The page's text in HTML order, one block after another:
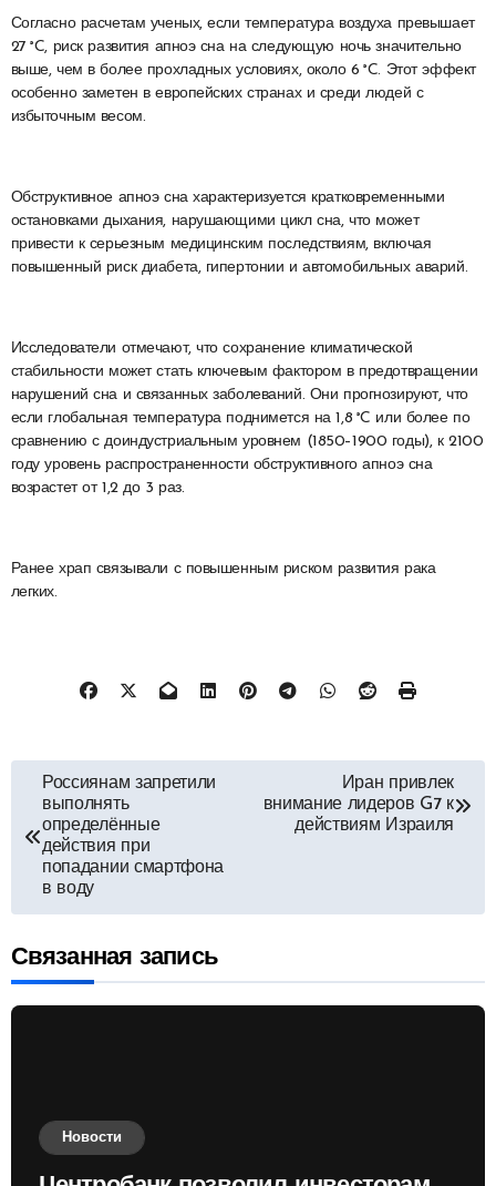
Согласно расчетам ученых, если температура воздуха превышает
27 °C, риск развития апноэ сна на следующую ночь значительно
выше, чем в более прохладных условиях, около 6 °C. Этот эффект
особенно заметен в европейских странах и среди людей с
избыточным весом.
Обструктивное апноэ сна характеризуется кратковременными
остановками дыхания, нарушающими цикл сна, что может
привести к серьезным медицинским последствиям, включая
повышенный риск диабета, гипертонии и автомобильных аварий.
Исследователи отмечают, что сохранение климатической
стабильности может стать ключевым фактором в предотвращении
нарушений сна и связанных заболеваний. Они прогнозируют, что
если глобальная температура поднимется на 1,8 °C или более по
сравнению с доиндустриальным уровнем (1850–1900 годы), к 2100
году уровень распространенности обструктивного апноэ сна
возрастет от 1,2 до 3 раз.
Ранее храп связывали с повышенным риском развития рака
легких.
Навигация
по
записям
Россиянам запретили
выполнять
определённые
действия при
попадании смартфона
в воду
Иран привлек
внимание лидеров G7 к
действиям Израиля
Связанная запись
Новости